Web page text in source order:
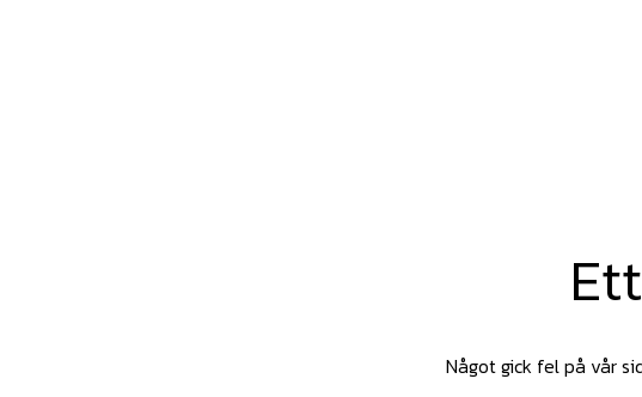
Något gick fel på vår